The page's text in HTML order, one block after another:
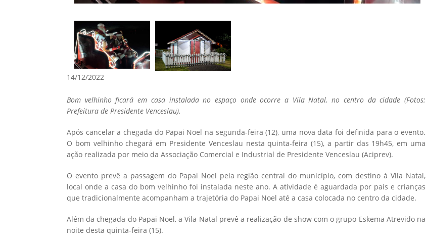
14/12/2022
Bom velhinho ficará em casa instalada no espaço onde ocorre a Vila Natal, no centro da cidade (Fotos:
Prefeitura de Presidente Venceslau).
Após cancelar a chegada do Papai Noel na segunda-feira (12), uma nova data foi definida para o evento.
O bom velhinho chegará em Presidente Venceslau nesta quinta-feira (15), a partir das 19h45, em uma
ação realizada por meio da Associação Comercial e Industrial de Presidente Venceslau (Aciprev).
O evento prevê a passagem do Papai Noel pela região central do município, com destino à Vila Natal,
local onde a casa do bom velhinho foi instalada neste ano. A atividade é aguardada por pais e crianças
que tradicionalmente acompanham a trajetória do Papai Noel até a casa colocada no centro da cidade.
Além da chegada do Papai Noel, a Vila Natal prevê a realização de show com o grupo Eskema Atrevido na
noite desta quinta-feira (15).